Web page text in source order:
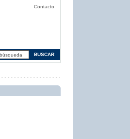
Contacto